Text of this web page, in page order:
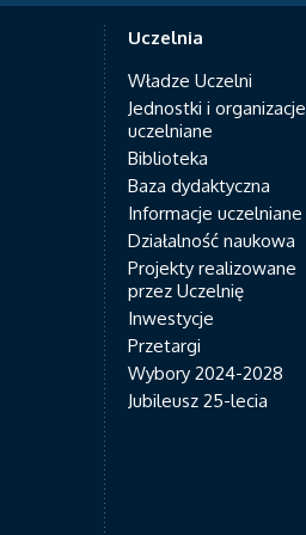
Uczelnia
Władze Uczelni
Jednostki i organizacje
uczelniane
Biblioteka
Baza dydaktyczna
Informacje uczelniane
Działalność naukowa
Projekty realizowane
przez Uczelnię
Inwestycje
Przetargi
Wybory 2024-2028
Jubileusz 25-lecia